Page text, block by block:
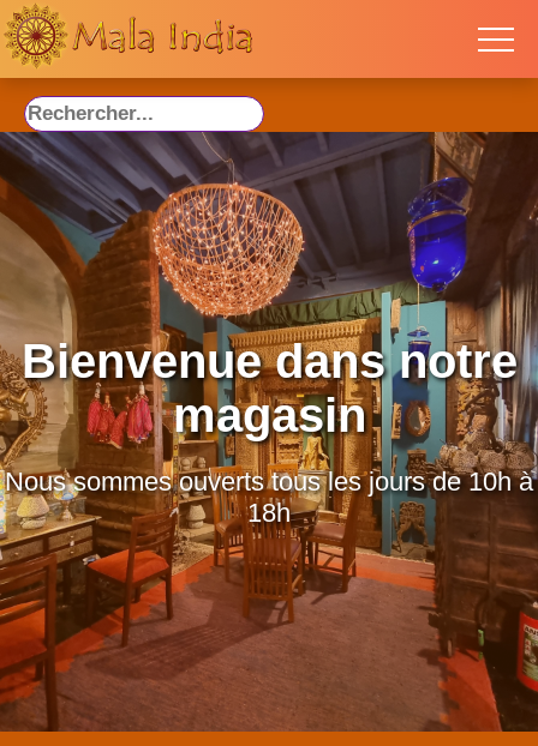
Bienvenue dans notre
magasin
Nous sommes ouverts tous les jours de 10h à
18h